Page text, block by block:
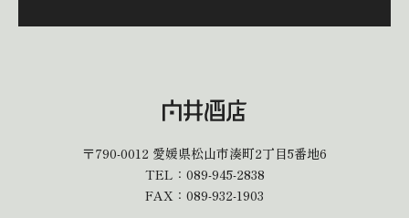
〒790-0012 愛媛県松山市湊町2丁目5番地6
TEL： 089-945-2838
FAX：089-932-1903